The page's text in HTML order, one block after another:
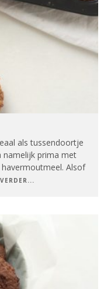
als tussendoortje
namelijk prima met
Alsof